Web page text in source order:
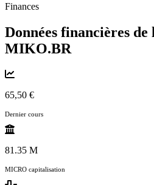
Finances
Données financières
MIKO.BR
65,50 €
Dernier cours
81.35 M
MICRO capitalisation